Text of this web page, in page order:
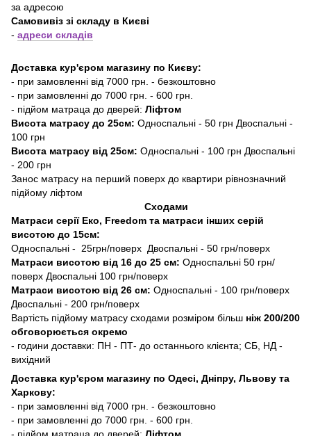
за адресою
Самовивіз зі складу в Києві
- адреси складів
Доставка кур'єром магазину по Києву:
- при замовленні від 7000 грн. - безкоштовно
- при замовленні до 7000 грн. - 600 грн.
- підйом матраца до дверей: Ліфтом
Висота матрасу до 25см: Односпальні - 50 грн Двоспальні -
100 грн
Висота матрасу від 25см: Односпальні - 100 грн Двоспальні
- 200 грн
Занос матрасу на перший поверх до квартири рівнозначний
підйому ліфтом
Сходами
Матраси серії Еко, Freedom та матраси інших серій
висотою до 15см:
Односпальні - 25грн/поверх Двоспальні - 50 грн/поверх
Матраси висотою від 16 до 25 см: Односпальні 50 грн/
поверх Двоспальні 100 грн/поверх
Матраси висотою від 26 см: Односпальні - 100 грн/поверх
Двоспальні - 200 грн/поверх
Вартість підйому матрасу сходами розміром більш ніж 200/200
обговорюється окремо
- години доставки: ПН - ПТ- до останнього клієнта; СБ, НД -
вихідний
Доставка кур'єром магазину по Одесі, Дніпру, Львову та
Харкову:
- при замовленні від 7000 грн. - безкоштовно
- при замовленні до 7000 грн. - 600 грн.